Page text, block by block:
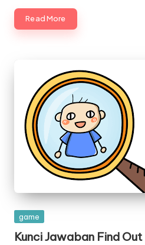
Read More
Posted
game
Kunci Jawaban Find